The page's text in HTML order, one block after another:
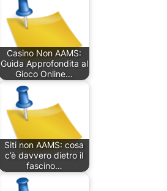
Casino Non AAMS:
Guida Approfondita al
Gioco Online…
Siti non AAMS: cosa
c’è davvero dietro il
fascino…